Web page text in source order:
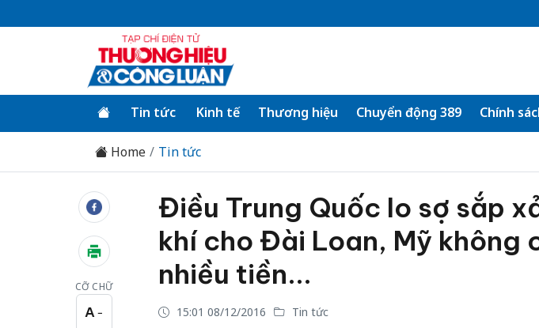
Tin tức Kinh tế Thương hiệu Chuyển động 389 Chính
Home Tin tức
CỠ CHỮ
A −
Cỡ chữ nhỏ
Điều Trung Quốc lo sợ sắp
khí cho Đài Loan, Mỹ không
nhiều tiền...
15:01 08/12/2016 Tin tức